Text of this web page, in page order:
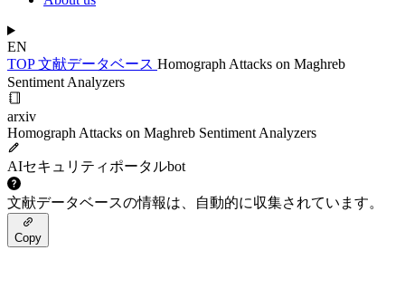
EN
TOP文献データベース Homograph Attacks on Maghreb
Sentiment Analyzers
arxiv
Homograph Attacks on Maghreb Sentiment Analyzers
AIセキュリティポータルbot
文献データベースの情報は、自動的に収集されています。
Copy